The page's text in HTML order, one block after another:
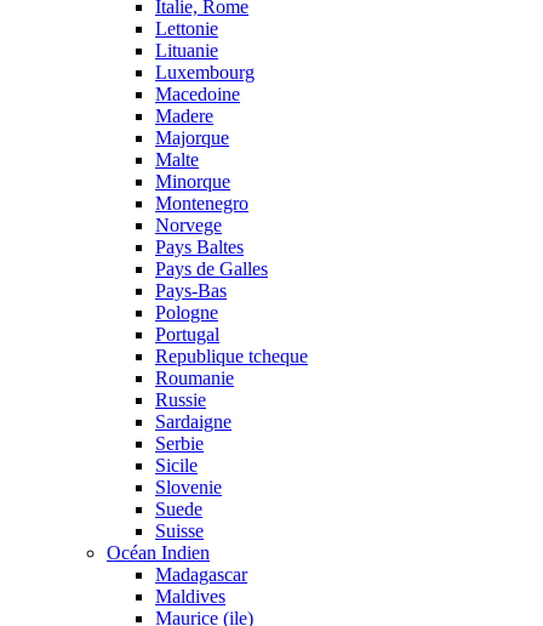
Italie, Rome
Lettonie
Lituanie
Luxembourg
Macedoine
Madere
Majorque
Malte
Minorque
Montenegro
Norvege
Pays Baltes
Pays de Galles
Pays-Bas
Pologne
Portugal
Republique tcheque
Roumanie
Russie
Sardaigne
Serbie
Sicile
Slovenie
Suede
Suisse
Océan Indien
Madagascar
Maldives
Maurice (ile)